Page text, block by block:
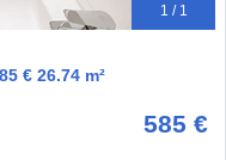
1 / 1
€ 26.74 m²
585 €